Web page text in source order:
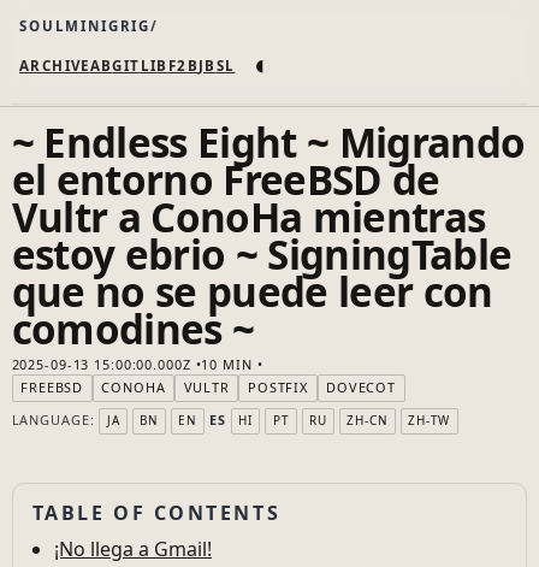
SOULMINIGRIG
ARCHIVEABGIT LIB F2B JB SL ◐
~ Endless Eight ~ Migrando
el entorno FreeBSD de
Vultr a ConoHa mientras
estoy ebrio ~ SigningTable
que no se puede leer con
comodines ~
2025-09-13 15:00:00.000Z
10 MIN
FREEBSD
CONOHA VULTR POSTFIX
DOVECOT
LANGUAGE:
JA BN EN ES HI PT RU ZH-CN ZH-TW
TABLE OF CONTENTS
¡No llega a Gmail!